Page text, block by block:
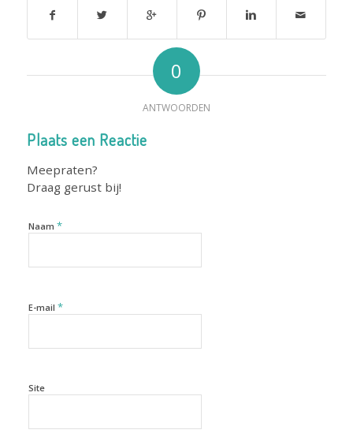
0
ANTWOORDEN
Plaats een Reactie
Meepraten?
Draag gerust bij!
Naam *
E-mail *
Site